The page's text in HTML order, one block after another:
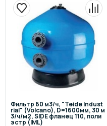
Фильтр 60 м3/ч, "Teide Indust
rial" (Volcano), D=1600мм, 30 м
3/ч/м2, SIDE фланец 110, поли
эстр (IML)